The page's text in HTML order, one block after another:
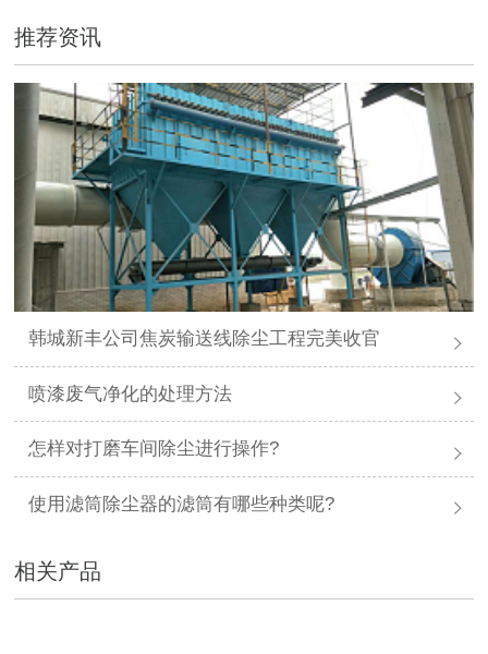
推荐资讯
韩城新丰公司焦炭输送线除尘工程完美收官
喷漆废气净化的处理方法
怎样对打磨车间除尘进行操作?
使用滤筒除尘器的滤筒有哪些种类呢?
相关产品